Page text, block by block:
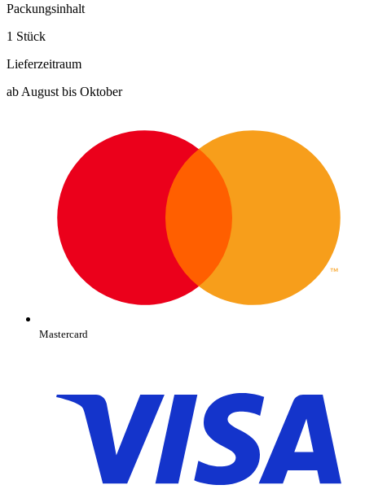
Packungsinhalt
1 Stück
Lieferzeitraum
ab August bis Oktober
Mastercard